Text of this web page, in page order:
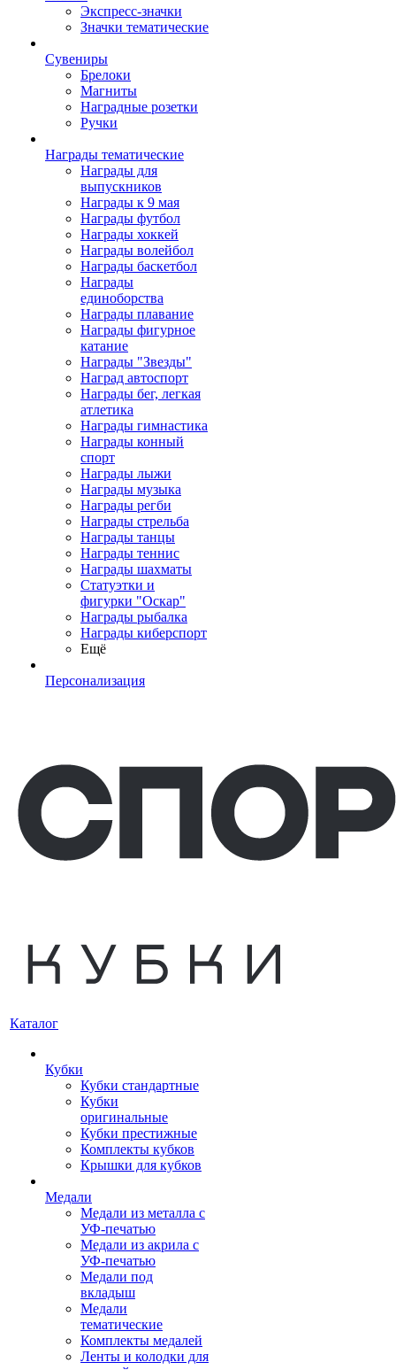
Экспресс-значки
Значки тематические
Сувениры
Брелоки
Магниты
Наградные розетки
Ручки
Награды тематические
Награды для
выпускников
Награды к 9 мая
Награды футбол
Награды хоккей
Награды волейбол
Награды баскетбол
Награды
единоборства
Награды плавание
Награды фигурное
катание
Награды "Звезды"
Наград автоспорт
Награды бег, легкая
атлетика
Награды гимнастика
Награды конный
спорт
Награды лыжи
Награды музыка
Награды регби
Награды стрельба
Награды танцы
Награды теннис
Награды шахматы
Статуэтки и
фигурки "Оскар"
Награды рыбалка
Награды киберспорт
Ещё
Персонализация
Каталог
Кубки
Кубки стандартные
Кубки
оригинальные
Кубки престижные
Комплекты кубков
Крышки для кубков
Медали
Медали из металла с
УФ-печатью
Медали из акрила с
УФ-печатью
Медали под
вкладыш
Медали
тематические
Комплекты медалей
Ленты и колодки для